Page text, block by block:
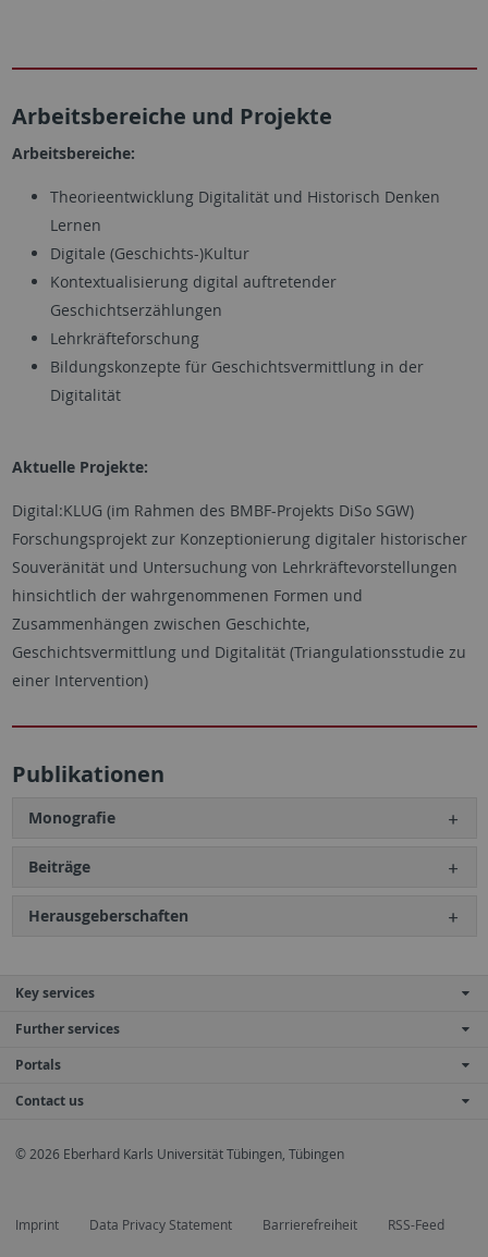
Arbeitsbereiche und Projekte
Arbeitsbereiche:
Theorieentwicklung Digitalität und Historisch Denken
Lernen
Digitale (Geschichts-)Kultur
Kontextualisierung digital auftretender
Geschichtserzählungen
Lehrkräfteforschung
Bildungskonzepte für Geschichtsvermittlung in der
Digitalität
Aktuelle Projekte:
Digital:KLUG (im Rahmen des BMBF-Projekts DiSo SGW)
Forschungsprojekt zur Konzeptionierung digitaler historischer
Souveränität und Untersuchung von Lehrkräftevorstellungen
hinsichtlich der wahrgenommenen Formen und
Zusammenhängen zwischen Geschichte,
Geschichtsvermittlung und Digitalität (Triangulationsstudie zu
einer Intervention)
Publikationen
Monografie
Beiträge
Herausgeberschaften
Key services
Further services
Portals
Contact us
© 2026 Eberhard Karls Universität Tübingen, Tübingen
Imprint Data Privacy Statement Barrierefreiheit RSS-Feed